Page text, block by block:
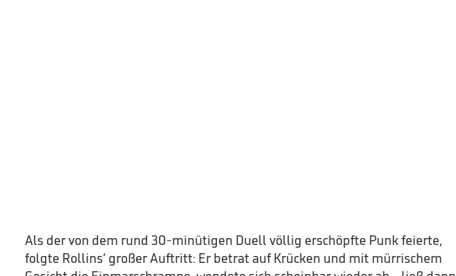
Als der von dem rund 30-minütigen Duell völlig erschöpfte Punk feierte,
folgte Rollins‘ großer Auftritt: Er betrat auf Krücken und mit mürrischem